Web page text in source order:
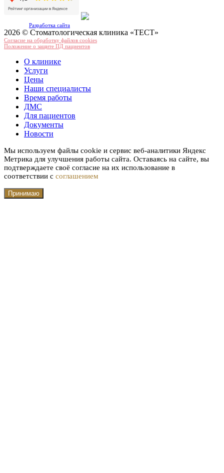
Разработка сайта
2026 © Стоматологическая клиника «ТЕСТ»
Согласие на обработку файлов cookies
Положение о защите ПД пациентов
О клинике
Услуги
Цены
Наши специалисты
Время работы
ДМС
Для пациентов
Документы
Новости
Мы используем файлы cookie и сервис веб-аналитики Яндекс
Метрика для улучшения работы сайта. Оставаясь на сайте, вы
подтверждаете своё согласие на их использование в
соответствии с соглашением
Принимаю